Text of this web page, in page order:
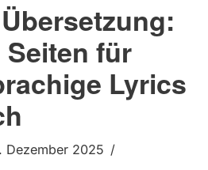
Seiten für
Lyrics
Dezember 2025